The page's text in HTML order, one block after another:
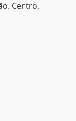
Centro,